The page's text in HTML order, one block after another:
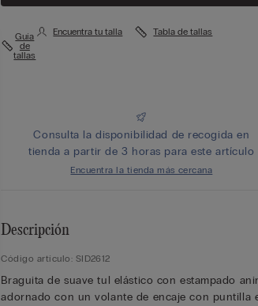
Guía
de
tallas
Encuentra tu talla Tabla de tallas
Consulta la disponibilidad de recogida en
tienda a partir de 3 horas para este artículo
Encuentra la tienda más cercana
Descripción
Código artículo: SID2612
Braguita de suave tul elástico con estampado
adornado con un volante de encaje con puntilla